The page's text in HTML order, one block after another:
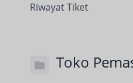
Riwayat Tiket
Toko